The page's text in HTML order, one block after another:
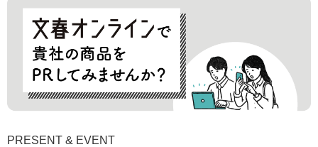
PRESENT & EVENT